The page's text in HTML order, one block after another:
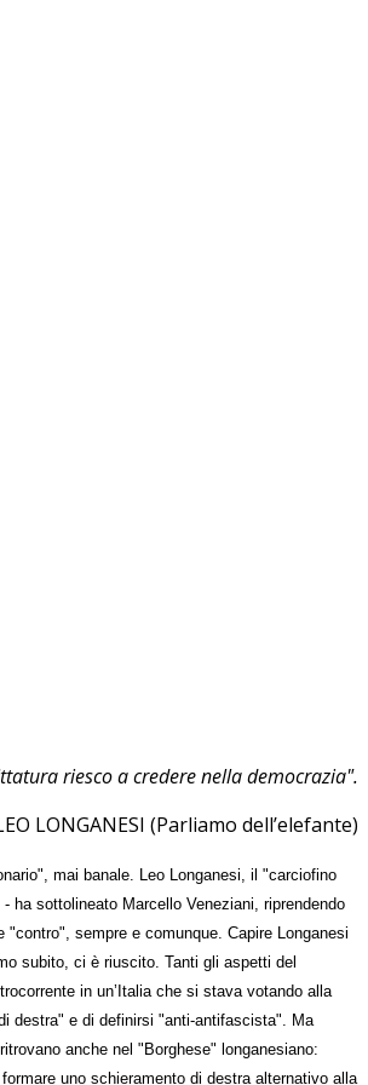
riesco a credere nella democrazia".
LONGANESI (Parliamo dell’elefante)
mai banale. Leo Longanesi, il "carciofino
ha sottolineato Marcello Veneziani, riprendendo
sempre e comunque. Capire Longanesi
subito, ci è riuscito. Tanti gli aspetti del
in un’Italia che si stava votando alla
destra" e di definirsi "anti-antifascista". Ma
anche nel "Borghese" longanesiano:
uno schieramento di destra alternativo alla